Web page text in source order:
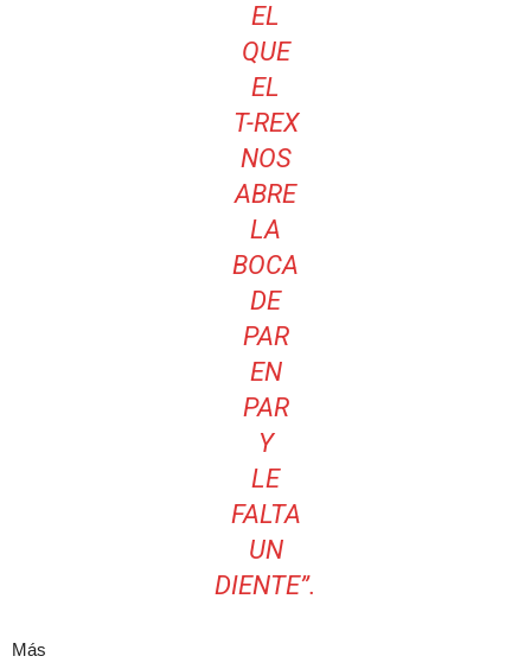
EL
QUE
EL
T-REX
NOS
ABRE
LA
BOCA
DE
PAR
EN
PAR
Y
LE
FALTA
UN
DIENTE”.
Más